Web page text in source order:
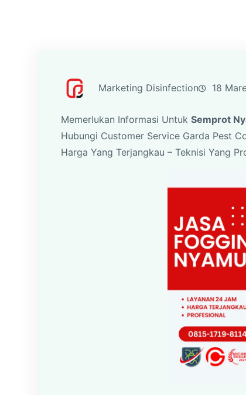
Marketing Disinfection 18
Memerlukan Informasi Untuk Semprot
Hubungi Customer Service Garda Pest
Harga Yang Terjangkau – Teknisi Yang